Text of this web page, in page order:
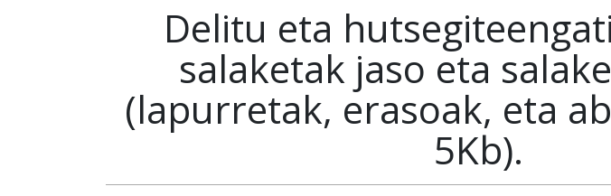
Delitu eta
salaketak jaso eta
(lapurretak, erasoak, eta
5Kb).